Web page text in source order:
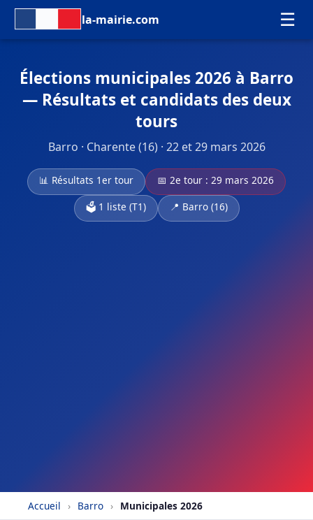
la-mairie.com ☰
Élections municipales 2026 à Barro
— Résultats et candidats des deux
tours
Barro · Charente (16) · 22 et 29 mars 2026
📊 Résultats 1er tour
📅 2e tour : 29 mars 2026
🗳️ 1 liste (T1)
📍 Barro (16)
Accueil › Barro › Municipales 2026